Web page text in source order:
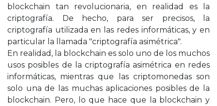
blockchain tan revolucionaria, en realidad es la
criptografía. De hecho, para ser precisos, la
criptografía utilizada en las redes informáticas, y en
particular la llamada "criptografía asimétrica".
En realidad, la blockchain es solo uno de los muchos
usos posibles de la criptografía asimétrica en redes
informáticas, mientras que las criptomonedas son
solo una de las muchas aplicaciones posibles de la
blockchain. Pero, lo que hace que la blockchain y